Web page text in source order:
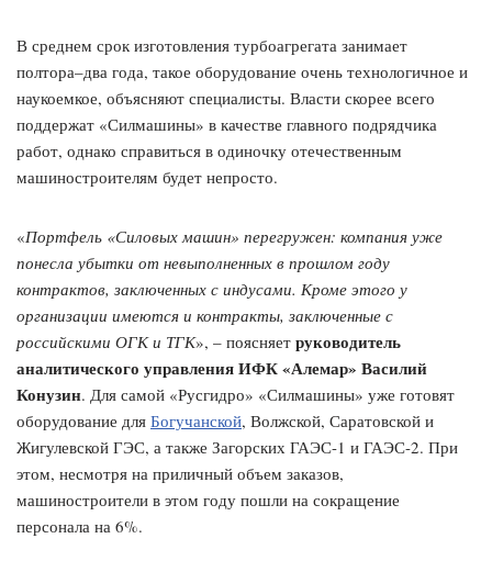
В среднем срок изготовления турбоагрегата занимает
полтора–два года, такое оборудование очень технологичное и
наукоемкое, объясняют специалисты. Власти скорее всего
поддержат «Силмашины» в качестве главного подрядчика
работ, однако справиться в одиночку отечественным
машиностроителям будет непросто.
«Портфель «Силовых машин» перегружен: компания уже
понесла убытки от невыполненных в прошлом году
контрактов, заключенных с индусами. Кроме этого у
организации имеются и контракты, заключенные с
российскими ОГК и ТГК», – поясняет руководитель
аналитического управления ИФК «Алемар» Василий
Конузин. Для самой «Русгидро» «Силмашины» уже готовят
оборудование для Богучанской, Волжской, Саратовской и
Жигулевской ГЭС, а также Загорских ГАЭС-1 и ГАЭС-2. При
этом, несмотря на приличный объем заказов,
машиностроители в этом году пошли на сокращение
персонала на 6%.